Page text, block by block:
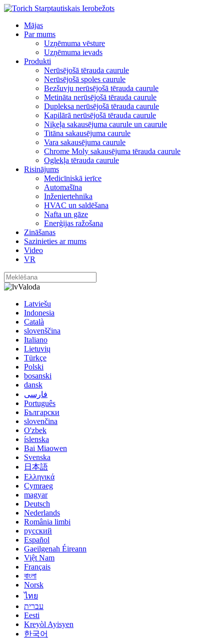
Mājas
Par mums
Uzņēmuma vēsture
Uzņēmuma ievads
Produkti
Nerūsējošā tērauda caurule
Nerūsējošā spoles caurule
Bezšuvju nerūsējošā tērauda caurule
Metināta nerūsējošā tērauda caurule
Dupleksa nerūsējošā tērauda caurule
Kapilārā nerūsējošā tērauda caurule
Niķeļa sakausējuma caurule un caurule
Titāna sakausējuma caurule
Vara sakausējuma caurule
Chrome Moly sakausējuma tērauda caurule
Oglekļa tērauda caurule
Risinājums
Medicīniskā ierīce
Automašīna
Inženiertehnika
HVAC un saldēšana
Nafta un gāze
Enerģijas ražošana
Zināšanas
Sazinieties ar mums
Video
VR
Valoda
Latviešu
Indonesia
Català
slovenščina
Italiano
Lietuvių
Türkçe
Polski
bosanski
dansk
فارسی
Português
Български
slovenčina
O'zbek
íslenska
Bai Miaowen
Svenska
日本語
Ελληνικά
Cymraeg
magyar
Deutsch
Nederlands
România limbi
русский
Español
Gaeilgenah Éireann
Việt Nam
Français
বাংলা
Norsk
ไทย
עברית
Eesti
Kreyòl Ayisyen
한국어